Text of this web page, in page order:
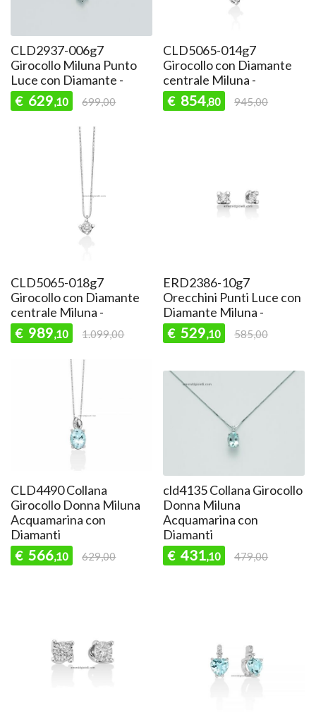
CLD2937-006g7
Girocollo Miluna Punto
Luce con Diamante -
€ 629,10 699,00
CLD5065-014g7
Girocollo con Diamante
centrale Miluna -
€ 854,80 945,00
CLD5065-018g7
Girocollo con Diamante
centrale Miluna -
€ 989,10 1.099,00
ERD2386-10g7
Orecchini Punti Luce con
Diamante Miluna -
€ 529,10 585,00
CLD4490 Collana
Girocollo Donna Miluna
Acquamarina con
Diamanti
€ 566,10 629,00
cld4135 Collana Girocollo
Donna Miluna
Acquamarina con
Diamanti
€ 431,10 479,00